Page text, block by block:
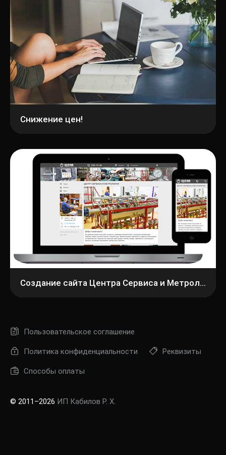
Снижение цен!
Создание сайта Центра Сервиса и Метрологии
Пользовательское соглашение
Политика конфиденциальности Реквизиты
Способы оплаты
© 2011–2026 ИП Кабилов Р. Х.